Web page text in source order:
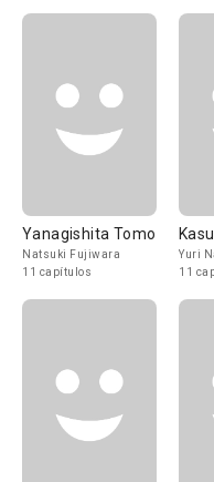
Yanagishita Tomo
Natsuki Fujiwara
11 capítulos
Yuri
11